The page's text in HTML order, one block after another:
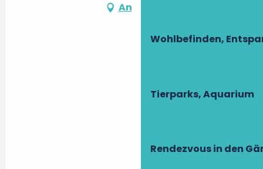
Wohlbefinden,
Tierparks, Aquarium
Rendezvous in den
Anfahrt